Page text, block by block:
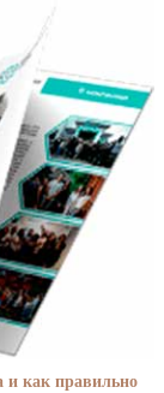
и как правильно